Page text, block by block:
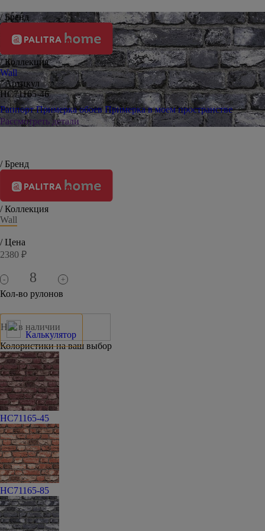
/ Бренд
/ Коллекция
Wall
/ Артикул
HC71165-46
Раппорт Примерка обоев Примерка в моем пространстве
Рассмотреть детали
/ Бренд
/ Коллекция
Wall
/ Цена
2380 ₽
- +
Кол-во рулонов
Калькулятор
Нет в наличии
Колористики на ваш выбор
HC71165-45
HC71165-85